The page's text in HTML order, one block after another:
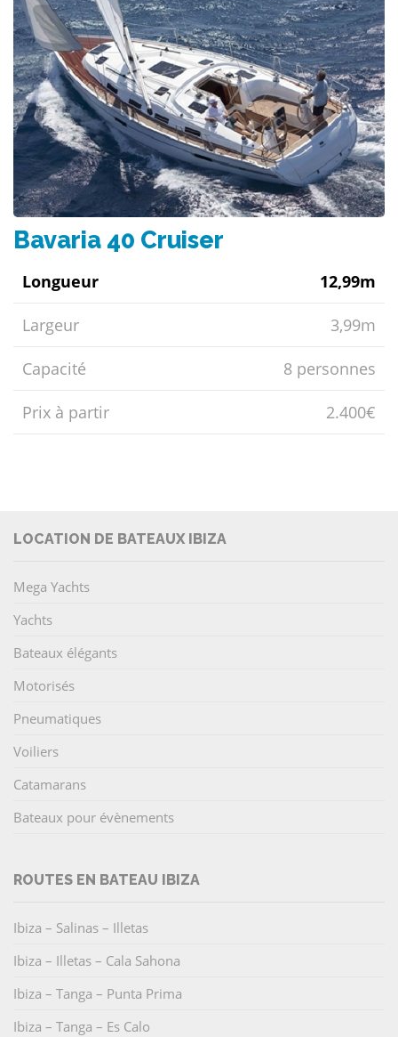
Bavaria 40 Cruiser
Longueur 12,99m
Largeur 3,99m
Capacité 8 personnes
Prix ​​à partir 2.400€
LOCATION DE BATEAUX IBIZA
Mega Yachts
Yachts
Bateaux élégants
Motorisés
Pneumatiques
Voiliers
Catamarans
Bateaux pour évènements
ROUTES EN BATEAU IBIZA
Ibiza – Salinas – Illetas
Ibiza – Illetas – Cala Sahona
Ibiza – Tanga – Punta Prima
Ibiza – Tanga – Es Calo